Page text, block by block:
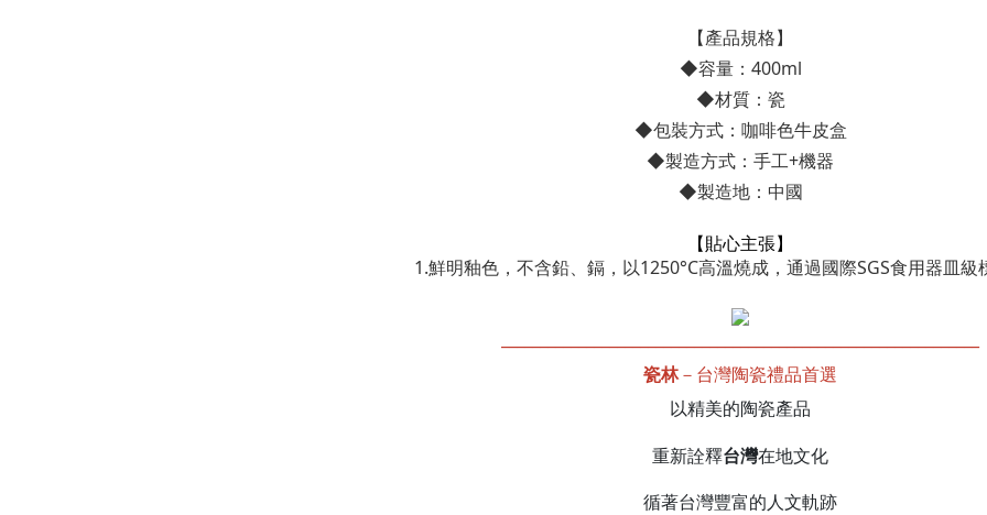
【產品規格】
◆容量：400ml
◆材質：瓷
◆包裝方式：咖啡色牛皮盒
◆製造方式：手工+機器
◆製造地：中國
【貼心主張】
1.鮮明釉色，不含鉛、鎘，以1250°C高溫燒成，通過國際SGS食用器皿級
瓷林－台灣陶瓷禮品首選
以精美的陶瓷產品
重新詮釋台灣在地文化
循著台灣豐富的人文軌跡